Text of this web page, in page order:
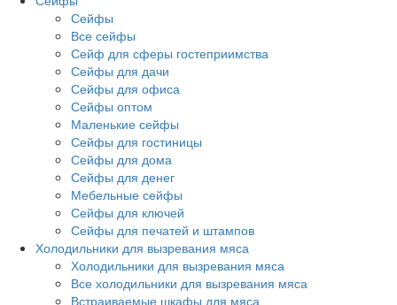
Сейфы
Все сейфы
Сейф для сферы гостеприимства
Сейфы для дачи
Сейфы для офиса
Сейфы оптом
Маленькие сейфы
Сейфы для гостиницы
Сейфы для дома
Сейфы для денег
Мебельные сейфы
Сейфы для ключей
Сейфы для печатей и штампов
Холодильники для вызревания мяса
Холодильники для вызревания мяса
Все холодильники для вызревания мяса
Встраиваемые шкафы для мяса